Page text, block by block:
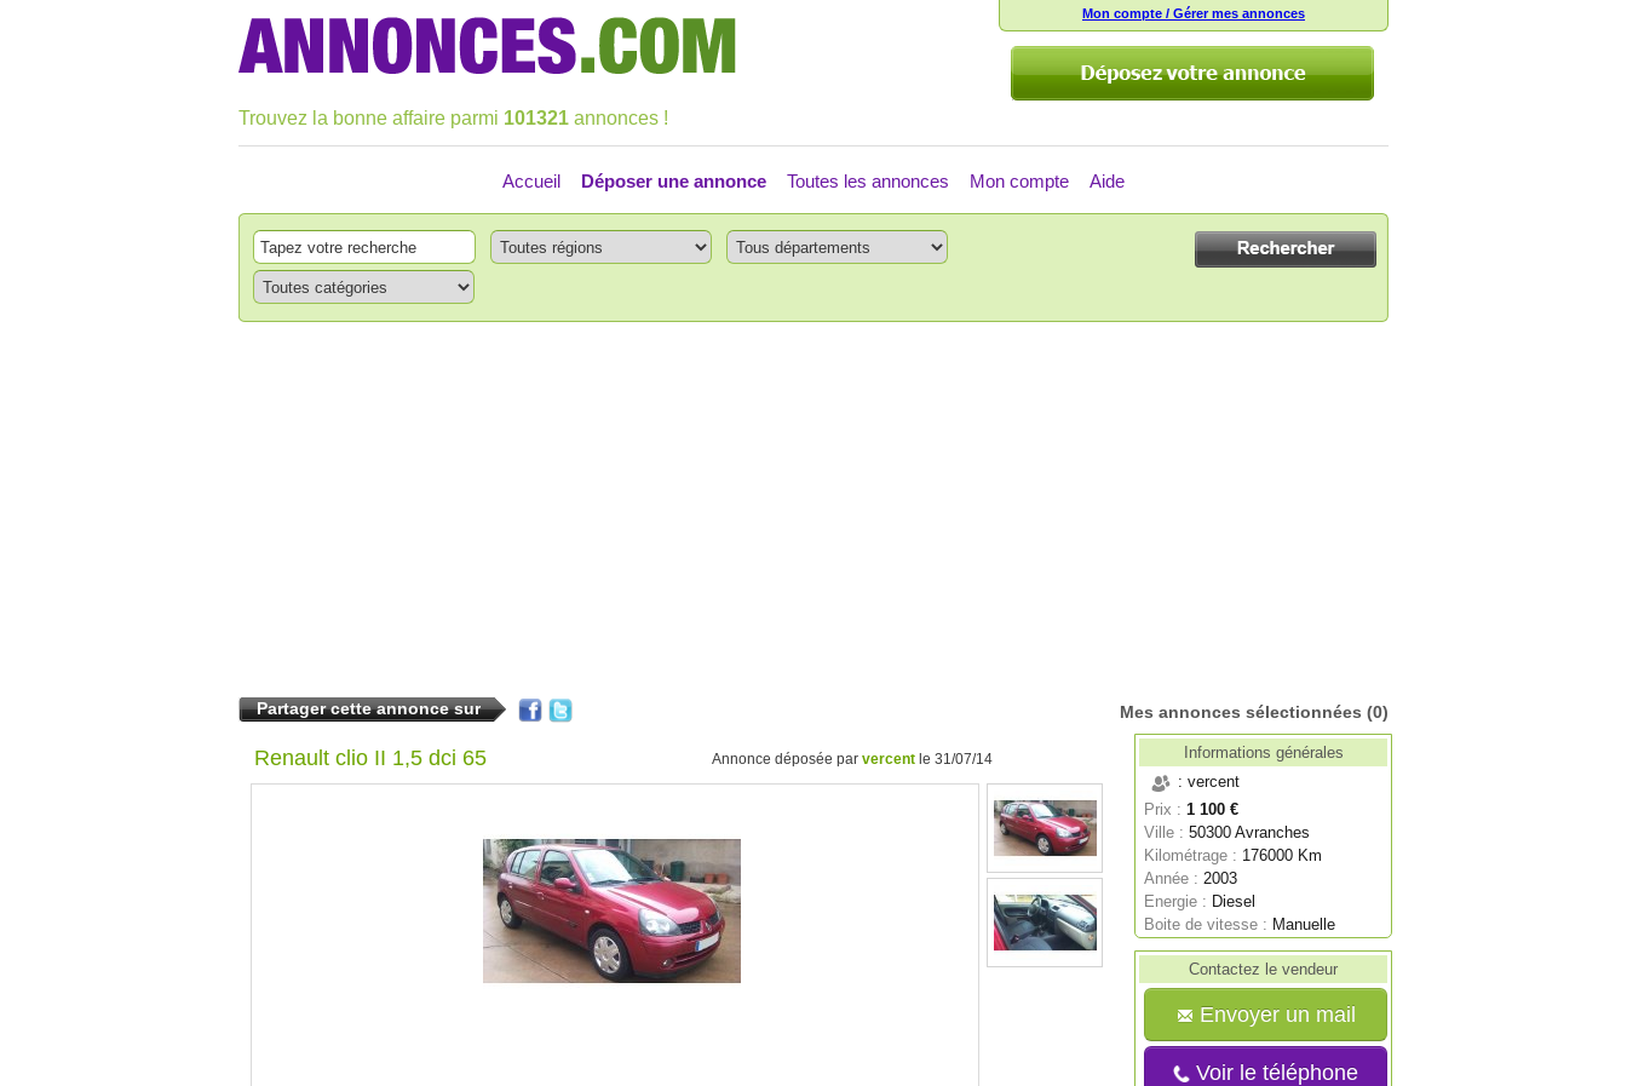
Mon compte / Gérer mes annonces
Trouvez la bonne affaire parmi 101321 annonces !
Accueil Déposer une annonce Toutes les annonces Mon compte Aide
Partager cette annonce sur Mes annonces sélectionnées (0)
Renault clio II 1,5 dci 65 Annonce déposée par vercent le 31/07/14
Informations générales
: vercent
Prix : 1 100 €
Ville : 50300 Avranches
Kilométrage : 176000 Km
Année : 2003
Energie : Diesel
Boite de vitesse : Manuelle
Contactez le vendeur
Envoyer un mail
Voir le téléphone